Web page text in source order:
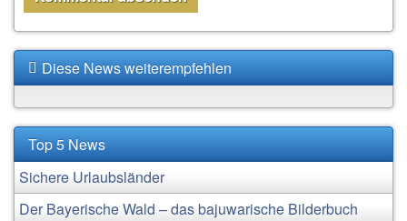
Diese News weiterempfehlen
Top 5 News
Sichere Urlaubsländer
Der Bayerische Wald – das bajuwarische Bilderbuch